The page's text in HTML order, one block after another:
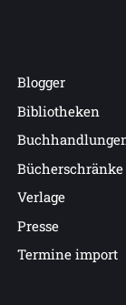
Blogger
Bibliotheken
Bücherschränke
Verlage
Presse
Termine import